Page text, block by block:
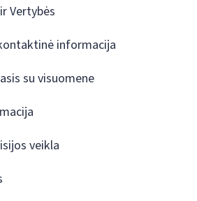
Vertybės
informacija
su visuomene
veikla